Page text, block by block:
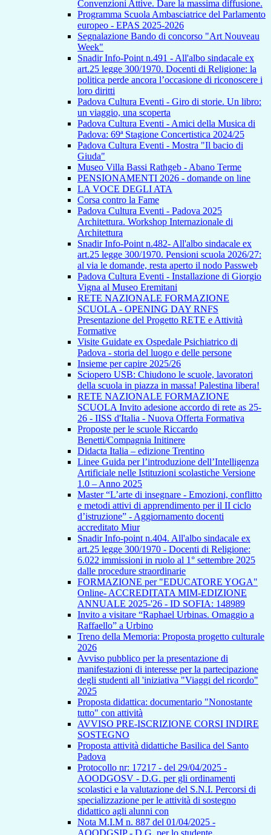
Convenzioni Attive. Dare la massima diffusione.
Programma Scuola Ambasciatrice del Parlamento
europeo - EPAS 2025-2026
Segnalazione Bando di concorso "Art Nouveau
Week"
Snadir Info-Point n.491 - All'albo sindacale ex
art.25 legge 300/1970. Docenti di Religione: la
politica perde ancora l’occasione di riconoscere i
loro diritti
Padova Cultura Eventi - Giro di storie. Un libro:
un viaggio, una scoperta
Padova Cultura Eventi - Amici della Musica di
Padova: 69ª Stagione Concertistica 2024/25
Padova Cultura Eventi - Mostra "Il bacio di
Giuda"
Museo Villa Bassi Rathgeb - Abano Terme
PENSIONAMENTI 2026 - domande on line
LA VOCE DEGLI ATA
Corsa contro la Fame
Padova Cultura Eventi - Padova 2025
Architettura. Workshop Internazionale di
Architettura
Snadir Info-Point n.482- All'albo sindacale ex
art.25 legge 300/1970. Pensioni scuola 2026/27:
al via le domande, resta aperto il nodo Passweb
Padova Cultura Eventi - Installazione di Giorgio
Vigna al Museo Eremitani
RETE NAZIONALE FORMAZIONE
SCUOLA - OPENING DAY RNFS
Presentazione del Progetto RETE e Attività
Formative
Visite Guidate ex Ospedale Psichiatrico di
Padova - storia del luogo e delle persone
Insieme per capire 2025/26
Sciopero USB: Chiudono le scuole, lavoratori
della scuola in piazza in massa! Palestina libera!
RETE NAZIONALE FORMAZIONE
SCUOLA Invito adesione accordo di rete as 25-
26 - IISS d'Italia - Nuova Offerta Formativa
Proposte per le scuole Riccardo
Benetti/Compagnia Initinere
Didacta Italia – edizione Trentino
Linee Guida per l’introduzione dell’Intelligenza
Artificiale nelle Istituzioni scolastiche Versione
1.0 – Anno 2025
Master “L’arte di insegnare - Emozioni, conflitto
e metodi attivi di apprendimento per il II ciclo
d’istruzione” - Aggiornamento docenti
accreditato Miur
Snadir Info-point n.404. All'albo sindacale ex
art.25 legge 300/1970 - Docenti di Religione:
6.022 immissioni in ruolo al 1° settembre 2025
dalle procedure straordinarie
FORMAZIONE per "EDUCATORE YOGA"
Online- ACCREDITATA MIM-EDIZIONE
ANNUALE 2025-'26 - ID SOFIA: 148989
Invito a visitare “Raphael Urbinas. Omaggio a
Raffaello” a Urbino
Treno della Memoria: Proposta progetto culturale
2026
Avviso pubblico per la presentazione di
manifestazioni di interesse per la partecipazione
degli studenti all 'iniziativa "Viaggi del ricordo"
2025
Proposta didattica: documentario "Nonostante
tutto" con attività
AVVISO PRE-ISCRIZIONE CORSI INDIRE
SOSTEGNO
Proposta attività didattiche Basilica del Santo
Padova
Protocollo nr: 17217 - del 29/04/2025 -
AOODGOSV - D.G. per gli ordinamenti
scolastici e la valutazione del S.N.I. Percorsi di
specializzazione per le attività di sostegno
didattico agli alunni con
Nota M.I.M n. 887 del 01/04/2025 -